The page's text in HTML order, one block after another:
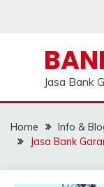
Jasa Bank
Home
Info &
Jasa Bank